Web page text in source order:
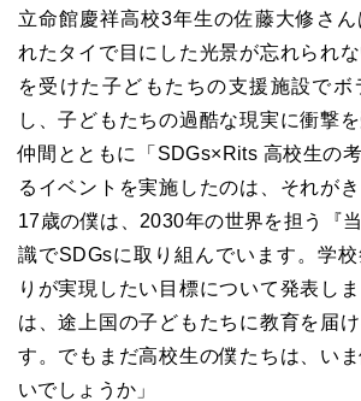
立命館慶祥高校3年生の佐藤大修さ
れたタイで目にした光景が忘れられ
を受けた子どもたちの支援施設でボ
し、子どもたちの過酷な現実に衝撃
仲間とともに「 SDGs× Rits 高校生の
るイベントを実施したのは、それが
17歳の僕は、 2030年の世界を担う『
識でSDGsに取り組んでいます。学
りが実現したい目標について発表し
は、途上国の子どもたちに教育を届
す。でもまだ高校生の僕たちは、い
いでしょうか」